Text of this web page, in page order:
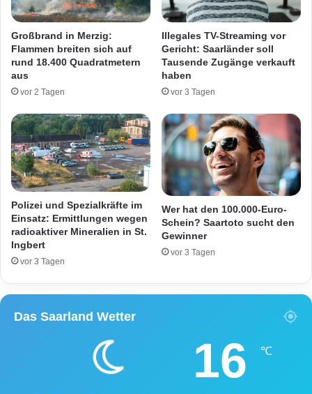
s
e
f
i
c
h
v
e
r
l
e
z
D
e
Großbrand in Merzig:
Flammen breiten sich auf
rund 18.400 Quadratmetern
aus
vor 2 Tagen
Illegales TV-Streaming vor
Gericht: Saarländer soll
Tausende Zugänge verkauft
haben
vor 3 Tagen
Polizei und Spezialkräfte im
Einsatz: Ermittlungen wegen
radioaktiver Mineralien in St.
Ingbert
vor 3 Tagen
Wer hat den 100.000-Euro-
Schein? Saartoto sucht den
Gewinner
vor 3 Tagen
Das Saarland Wetter
16 ℃